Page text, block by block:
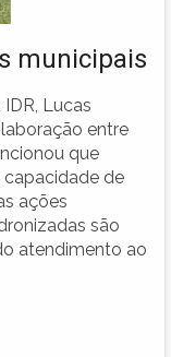
municipais
Lucas
entre
que
de
ações
são
atendimento ao